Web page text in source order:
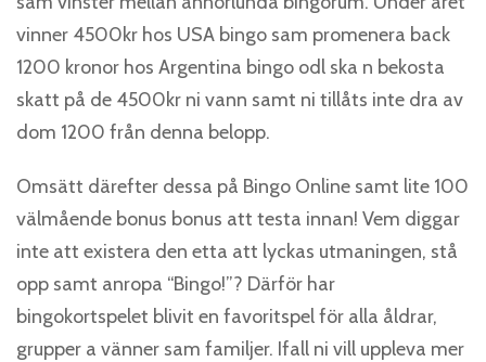
vinner 4500kr hos USA bingo sam promenera back
1200 kronor hos Argentina bingo odl ska n bekosta
skatt på de 4500kr ni vann samt ni tillåts inte dra av
dom 1200 från denna belopp.
Omsätt därefter dessa på Bingo Online samt lite 100
välmående bonus bonus att testa innan! Vem diggar
inte att existera den etta att lyckas utmaningen, stå
opp samt anropa “Bingo!”? Därför har
bingokortspelet blivit en favoritspel för alla åldrar,
grupper a vänner sam familjer. Ifall ni vill uppleva mer